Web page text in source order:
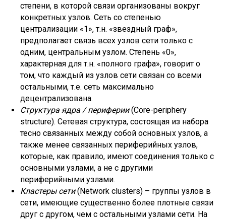
степени, в которой связи организованы вокруг
конкретных узлов. Сеть со степенью
централизации «1», т.н. «звездный граф»,
предполагает связь всех узлов сети только с
одним, центральным узлом. Степень «0»,
характерная для т.н. «полного графа», говорит о
том, что каждый из узлов сети связан со всеми
остальными, т.е. сеть максимально
децентрализована.
Структура ядра / периферии(Core-periphery
structure). Сетевая структура, состоящая из набора
тесно связанных между собой основных узлов, а
также менее связанных периферийных узлов,
которые, как правило, имеют соединения только с
основными узлами, а не с другими
периферийными узлами.
Кластеры сети(Network clusters) – группы узлов в
сети, имеющие существенно более плотные связи
друг с другом, чем с остальными узлами сети. На